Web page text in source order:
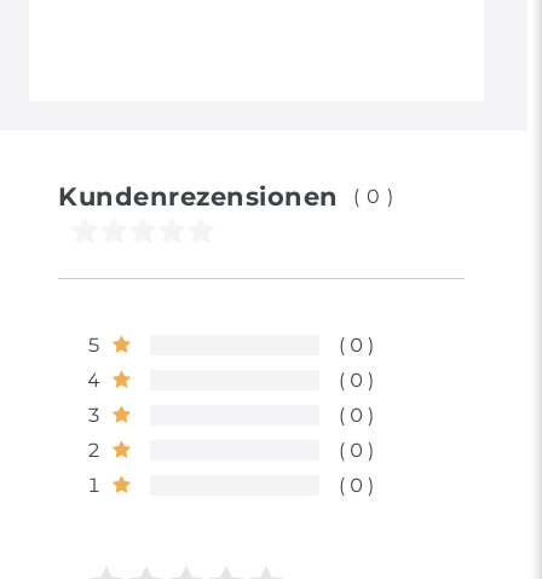
Kundenrezensionen (0)
5
0
4
0
3
0
2
0
1
0